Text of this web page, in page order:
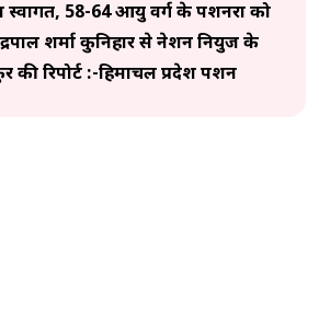
स्वागत, 58-64 आयु वर्ग के पेंशनरों को
शर्मा कुनिहार से नेशन नियुज के
की रिपोर्ट :-हिमाचल प्रदेश पेंशन